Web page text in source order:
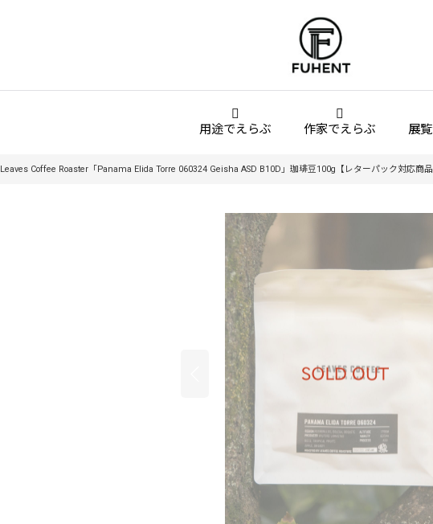
用途でえらぶ 作家でえらぶ 展
Leaves Coffee Roaster「Panama Elida Torre 060324 Geisha ASD B10D」珈琲豆100g【レターパック対応